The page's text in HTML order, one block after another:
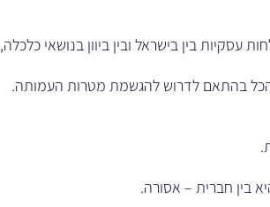
בין בישראל ובין ביוון בנושאי כלכלה,
הכל בהתאם לדרוש להגשמת מטרות העמותה.
בין חברית – אסורה.